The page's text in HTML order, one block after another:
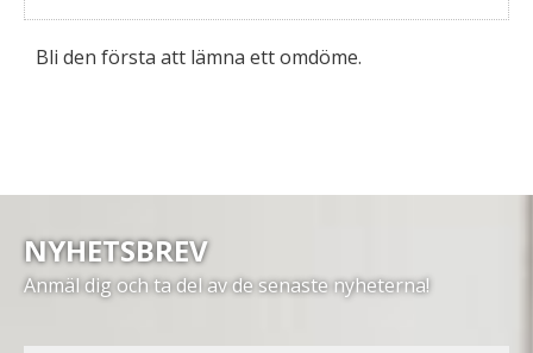
Bli den första att lämna ett omdöme.
NYHETSBREV
Anmäl dig och ta del av de senaste nyheterna!